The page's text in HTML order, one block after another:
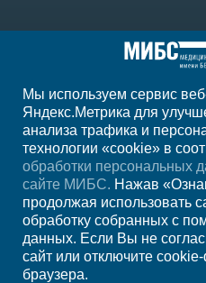
+7
пн-пт 7:00-23:00, сб
Регион
Мы используем сервис
Яндекс.Метрика для
анализа трафика и
технологии «cookie» в
обработки персональных
сайте МИБС. Нажав
продолжая использовать
обработку собранных с
данных. Если Вы не
сайт или отключите
браузера.